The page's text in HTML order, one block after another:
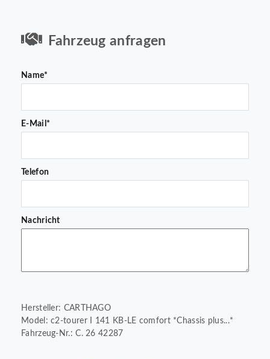
Fahrzeug anfragen
Name*
E-Mail*
Telefon
Nachricht
Hersteller: CARTHAGO
Model: c2-tourer I 141 KB-LE comfort *Chassis plus...*
Fahrzeug-Nr.: C. 26 42287